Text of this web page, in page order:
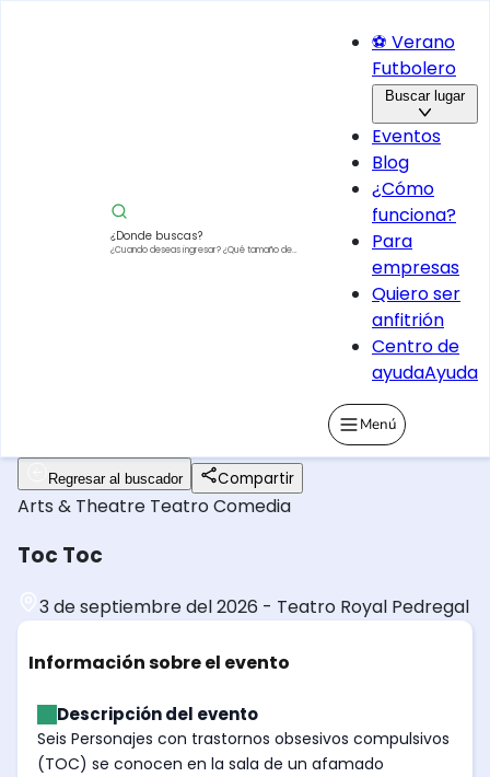
¿Donde buscas?
¿Cuando deseas ingresar?¿Qué tamaño de
⚽ Verano
Futbolero
Buscar lugar
Eventos
Blog
¿Cómo
funciona?
Para
empresas
Quiero ser
anfitrión
Centro de
ayudaAyuda
Menú
Regresar al buscador Compartir
Arts & Theatre TeatroComedia
Toc Toc
3 de septiembre del 2026 - Teatro Royal Pedregal
Información sobre el evento
Descripción del evento
Seis Personajes con trastornos obsesivos compulsivos
(TOC) se conocen en la sala de un afamado